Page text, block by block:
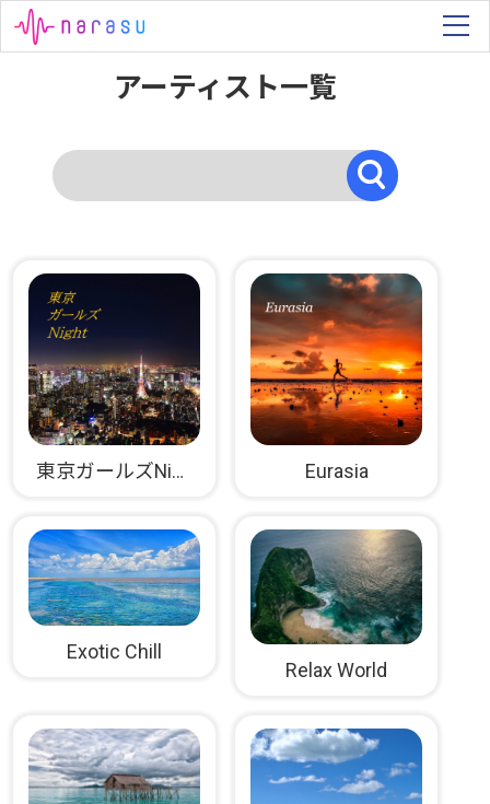
アーティスト一覧
東京ガールズNight Eurasia
Exotic Chill
Relax World